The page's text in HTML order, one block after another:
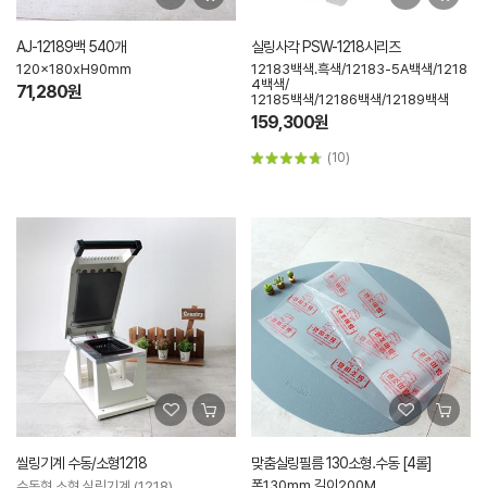
AJ-12189백 540개
120x180xH90mm
71,280원
실링사각 PSW-1218시리즈
12183백색.흑색/12183-5A백색/1218
4백색/
12185백색/12186백색/12189백색
159,300원
(10)
씰링기계 수동/소형1218 맞춤실링필름 130소형.수동 [4롤]